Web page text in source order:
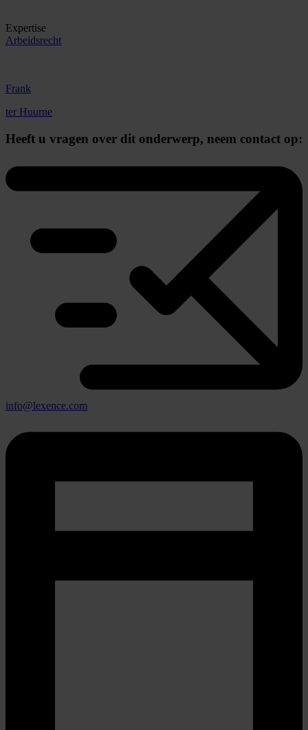
Expertise
Arbeidsrecht
Frank
ter Huurne
Heeft u vragen over dit onderwerp, neem contact op:
info@lexence.com